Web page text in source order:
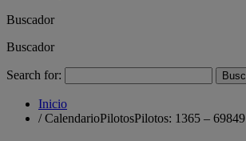
Buscador
Buscador
Search for:
Inicio
/CalendarioPilotosPilotos: 1365 – 69849